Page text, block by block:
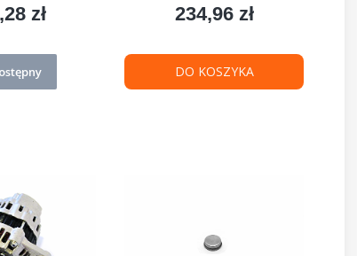
zł Cena
234,96 zł
DO KOSZYKA